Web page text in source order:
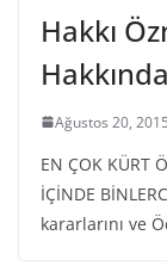
Hakkı
Hakkında
Ağustos 20, 2015
EN ÇOK KÜRT
İÇİNDE
kararlarını ve